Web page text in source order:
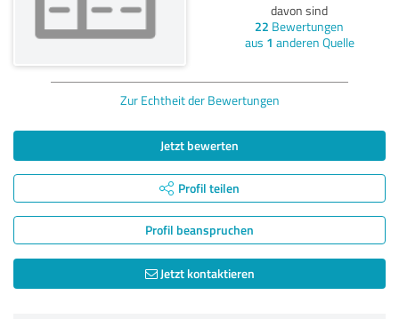
davon sind
22 Bewertungen
aus 1 anderen Quelle
Zur Echtheit der Bewertungen
Jetzt bewerten
Profil teilen
Profil beanspruchen
Jetzt kontaktieren